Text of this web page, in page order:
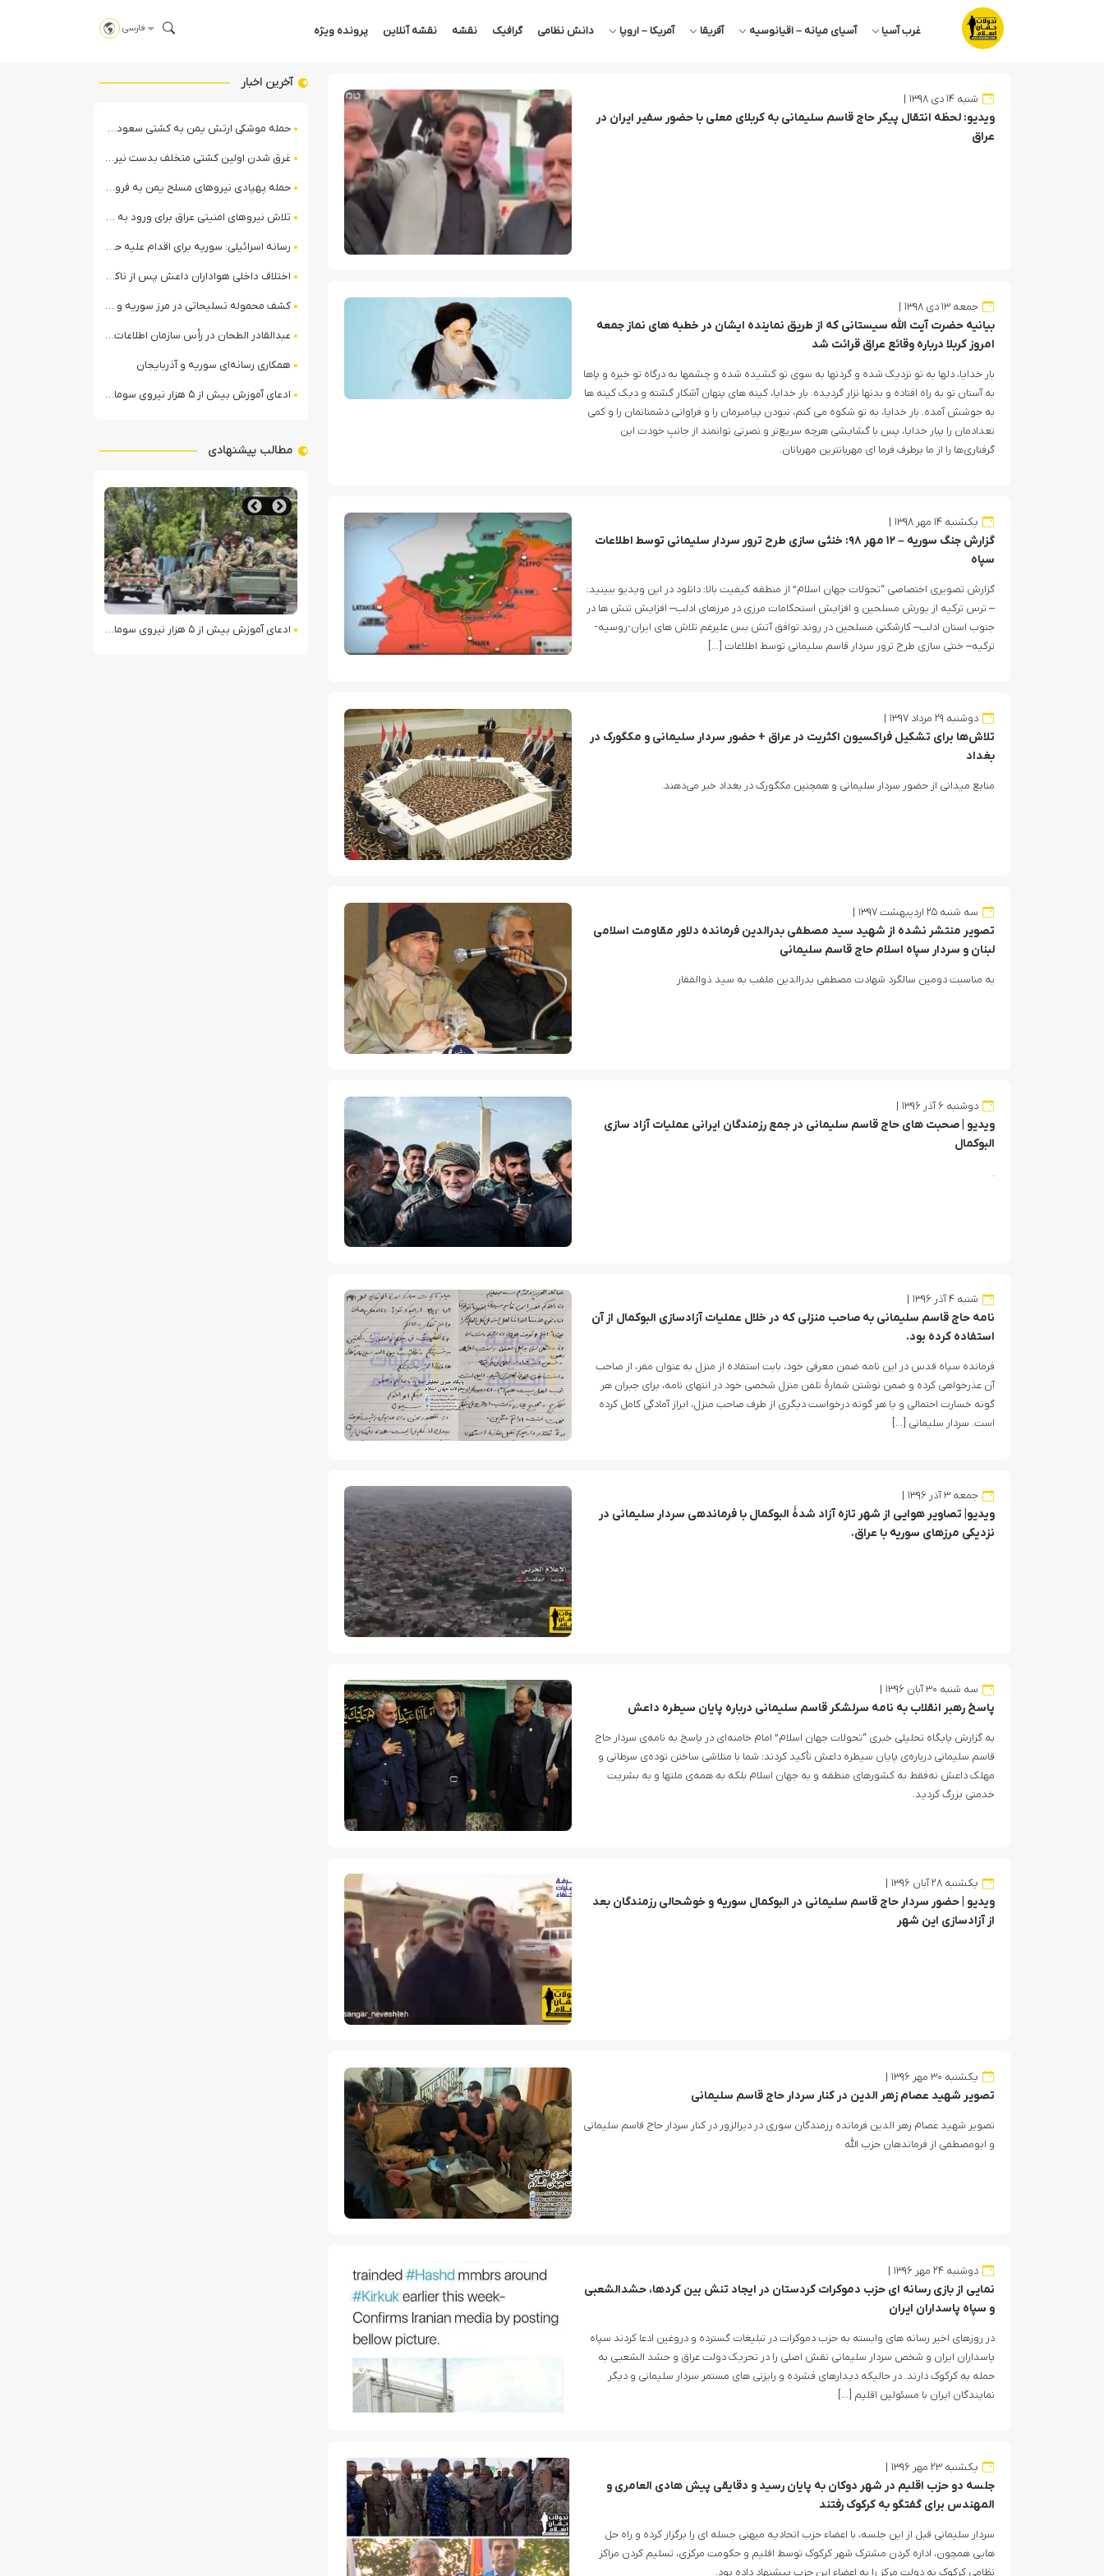
غرب آسیا آسیای میانه – اقیانوسیه آفریقا آمریکا – اروپا دانش نظامی گرافیک نقشه نقشه آنلاین پرونده ویژه فارسی
شنبه ۱۴ دی ۱۳۹۸
ویدیو: لحظه انتقال پیکر حاج قاسم سلیمانی به کربلای معلی با حضور سفیر ایران در
عراق
جمعه ۱۳ دی ۱۳۹۸
بیانیه حضرت آیت الله سیستانی که از طریق نماینده ایشان در خطبه های نماز جمعه
امروز کربلا درباره وقائع عراق قرائت شد
بار خدایا، دلها به تو نزدیک شده و گردنها به سوى تو کشیده شده و چشمها به درگاه تو خیره و پاها
به آستان تو به راه افتاده و بدنها نزار گردیده. بار خدایا، کینه هاى پنهان آشکار گشته و دیک کینه ها
به جوشش آمده. بار خدایا، به تو شکوه مى کنم، نبودن پیامبرمان را و فراوانى دشمنانمان را و کمی
تعدادمان را پبار خدایا، پس با گشایشی هرچه سریع‌تر و نصرتی توانمند از جانبِ خودت این
گرفتاری‌ها را از ما برطرف فرما ای مهربانترین مهربانان.
یکشنبه ۱۴ مهر ۱۳۹۸
گزارش جنگ سوریه – ۱۲ مهر ۹۸: خنثی سازی طرح ترور سردار سلیمانی توسط اطلاعات
سپاه
گزارش تصویری اختصاصی “تحولات جهان اسلام” از منطقه کیفیت بالا: دانلود در این ویدیو ببینید:
– ترس ترکیه از یورش مسلحین و افزایش استحکامات مرزی در مرزهای ادلب– افزایش تنش ها در
جنوب استان ادلب– کارشکنی مسلحین در روند توافق آتش بس علیرغم تلاش های ایران-روسیه-
ترکیه– خنثی سازی طرح ترور سردار قاسم سلیمانی توسط اطلاعات […]
دوشنبه ۲۹ مرداد ۱۳۹۷
تلاش‌ها برای تشکیل فراکسیون اکثریت در عراق + حضور سردار سلیمانی و مکگورک در
بغداد
منابع میدانی از حضور سردار سلیمانی و همچنین مکگورک در بغداد خبر می‌دهند.
سه شنبه ۲۵ اردیبهشت ۱۳۹۷
تصویر منتشر نشده از شهید سید مصطفی بدرالدین فرمانده دلاور مقاومت اسلامی
لبنان و سردار سپاه اسلام حاج قاسم سلیمانی
به مناسبت دومین سالگرد شهادت مصطفی بدرالدین ملقب به سید ذوالفقار
دوشنبه ۶ آذر ۱۳۹۶
ویدیو | صحبت های حاج قاسم سلیمانی در جمع رزمندگان ایرانی عملیات آزاد سازی
البوکمال
.
شنبه ۴ آذر ۱۳۹۶
نامه حاج قاسم سلیمانی به صاحب منزلی که در خلال عملیات آزادسازی البوکمال از آن
استفاده کرده بود.
فرمانده سپاه قدس در این نامه ضمن معرفی خود، بابت استفاده از منزل به عنوان مقر، از صاحب
آن عذرخواهی کرده و ضمن نوشتن شمارۀ تلفن منزل شخصی خود در انتهای نامه، برای جبران هر
گونه خسارت احتمالی و یا هر گونه درخواست دیگری از طرف صاحب منزل، ابراز آمادگی کامل کرده
است. سردار سلیمانی […]
جمعه ۳ آذر ۱۳۹۶
ویدیو| تصاویر هوایی از شهر تازه آزاد شدۀ البوکمال با فرماندهی سردار سلیمانی در
نزدیکی مرزهای سوریه با عراق.
سه شنبه ۳۰ آبان ۱۳۹۶
پاسخ رهبر انقلاب به نامه سرلشکر قاسم سلیمانی درباره پایان سیطره داعش
به گزارش پایگاه تحلیلی خبری “تحولات جهان اسلام” امام خامنه‌ای در پاسخ به نامه‌‌ی سردار حاج
قاسم سلیمانی درباره‌‌ی پایان سیطره‌ داعش تأکید کردند: شما با متلاشی ساختن توده‌ی سرطانی و
مهلک داعش نه‌فقط به کشورهای منطقه و به جهان اسلام بلکه به همه‌ی ملتها و به بشریت
خدمتی بزرگ کردید.
یکشنبه ۲۸ آبان ۱۳۹۶
ویدیو | حضور سردار حاج قاسم سلیمانی در البوکمال سوریه و خوشحالی رزمندگان بعد
از آزادسازی این شهر
یکشنبه ۳۰ مهر ۱۳۹۶
تصویر شهید عصام زهر الدین در کنار سردار حاج قاسم سلیمانی
تصویر شهید عصام زهر الدین فرمانده رزمندگان سوری در دیرالزور در کنار سردار حاج قاسم سلیمانی
و ابومصطفی از فرماندهان حزب الله
دوشنبه ۲۴ مهر ۱۳۹۶
نمایی از بازی رسانه ای حزب دموکرات کردستان در ایجاد تنش بین کردها، حشدالشعبی
و سپاه پاسداران ایران
در روزهای اخیر رسانه های وابسته به حزب دموکرات در تبلیغات گسترده و دروغین ادعا کردند سپاه
پاسداران ایران و شخص سردار سلیمانی نقش اصلی را در تحریک دولت عراق و حشد الشعبی به
حمله به کرکوک دارند. در حالیکه دیدارهای فشرده و رایزنی های مستمر سردار سلیمانی و دیگر
نمایندگان ایران با مسئولین اقلیم […]
یکشنبه ۲۳ مهر ۱۳۹۶
جلسه دو حزب اقلیم در شهر دوکان به پایان رسید و دقایقی پیش هادی العامری و
المهندس برای گفتگو به کرکوک رفتند
سردار سلیمانی قبل از این جلسه، با اعضاء حزب اتحادیه میهنی جسله ای را برگزار کرده و راه حل
هایی همچون، اداره کردن مشترک شهر کرکوک توسط اقلیم و حکومت مرکزی، تسلیم کردن مراکز
نظامی کرکوک به دولت مرکز را به اعضاء این حزب پیشنهاد داده بود.
آخرین اخبار
حمله موشکی ارتش یمن به کشتی سعودی در شمال دریای سرخ
غرق شدن اولین کشتی متخلف بدست نیروی دریایی ارتش یمن
حمله پهپادی نیروهای مسلح یمن به فرودگاه نجران
تلاش نیروهای امنیتی عراق برای ورود به مقر مقاومت در حومه بغداد
رسانه اسرائیلی: سوریه برای اقدام علیه حزب‌الله در لبنان آماده می‌شود!
اختلاف داخلی هواداران داعش پس از ناکامی عملیات انغماسی داعش در رقه
کشف محموله تسلیحاتی در مرز سوریه و عراق توسط نیروهای الجولانی
عبدالقادر الطحان در رأس سازمان اطلاعات سوریه؛ گمانه‌زنی‌ها درباره اختلافات در ساختار امنیتی
همکاری رسانه‌ای سوریه و آذربایجان
ادعای آموزش بیش از ۵ هزار نیروی سومالیایی با نظارت عربستان
مطالب پیشنهادی
رسانه اسرائیلی: سوریه برای اقدام علیه حزب‌الله در لبنان آماده می‌شود! عبدالقادر الطحان در رأس سازمان اطلاعات سوریه؛ گمانه‌زنی‌ها درباره اختلافات در ساختار امنیتی ادعای آموزش بیش از ۵ هزار نیروی سومالیایی با نظارت عربستان رسانه اسرائیلی: سوریه برای اقدام علیه حزب‌الله در لبنان آماده می‌شود!